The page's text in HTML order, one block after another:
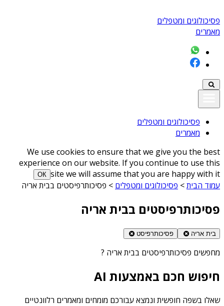
פסיכולוגים ומטפלים
מאמרים
פסיכולוגים ומטפלים
מאמרים
We use cookies to ensure that we give you the best
experience on our website. If you continue to use this
site we will assume that you are happy with it
ОК
עמוד הבית> פסיכולוגים ומטפלים > פסיכותרפיסטים בבית אריה
פסיכותרפיסטים בבית אריה
בית אריה פסיכותרפיסט
מחפשים פסיכותרפיסטים בבית אריה ?
חיפוש חכם באמצעות AI
שאלו בשפה חופשית ונמצא עבורכם מומחים ומאמרים רלוונטיים